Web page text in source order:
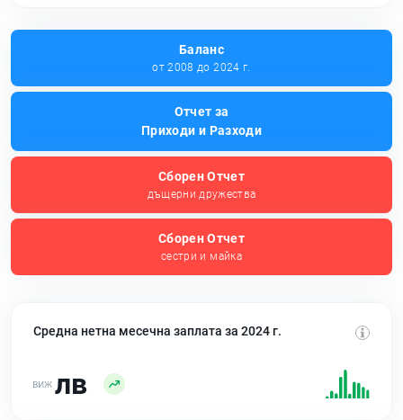
Баланс
от 2008 до 2024 г.
Отчет за
Приходи и Разходи
Сборен Отчет
дъщерни дружества
Сборен Отчет
сестри и майка
Средна нетна месечна заплата за 2024 г.
лв